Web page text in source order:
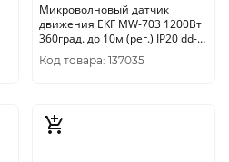
Микроволновый датчик
движения EKF MW-703 1200Вт
360град. до 10м (рег.) IP20 dd-
mw-703
Код товара: 137035